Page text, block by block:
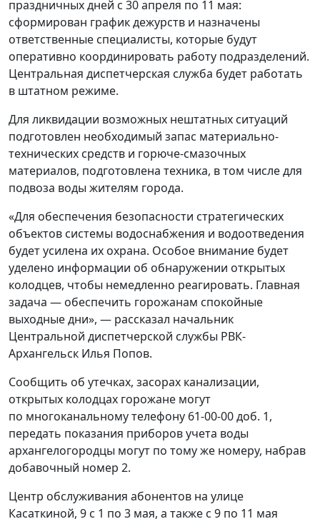
праздничных дней с 30 апреля по 11 мая:
сформирован график дежурств и назначены
ответственные специалисты, которые будут
оперативно координировать работу подразделений.
Центральная диспетчерская служба будет работать
в штатном режиме.
Для ликвидации возможных нештатных ситуаций
подготовлен необходимый запас материально-
технических средств и горюче-смазочных
материалов, подготовлена техника, в том числе для
подвоза воды жителям города.
«Для обеспечения безопасности стратегических
объектов системы водоснабжения и водоотведения
будет усилена их охрана. Особое внимание будет
уделено информации об обнаружении открытых
колодцев, чтобы немедленно реагировать. Главная
задача — обеспечить горожанам спокойные
выходные дни», — рассказал начальник
Центральной диспетчерской службы РВК-
Архангельск Илья Попов.
Сообщить об утечках, засорах канализации,
открытых колодцах горожане могут
по многоканальному телефону 61-00-00 доб. 1,
передать показания приборов учета воды
архангелогородцы могут по тому же номеру, набрав
добавочный номер 2.
Центр обслуживания абонентов на улице
Касаткиной, 9 с 1 по 3 мая, а также с 9 по 11 мая